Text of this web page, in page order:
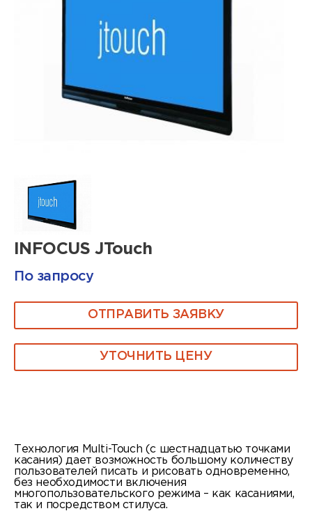
INFOCUS JTouch
По запросу
ОТПРАВИТЬ ЗАЯВКУ
УТОЧНИТЬ ЦЕНУ
Технология Multi-Touch (с шестнадцатью точками
касания) дает возможность большому количеству
пользователей писать и рисовать одновременно,
без необходимости включения
многопользовательского режима – как касаниями,
так и посредством стилуса.